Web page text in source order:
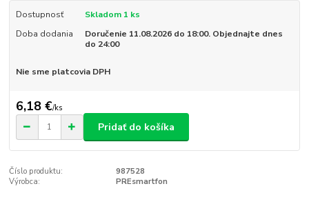
Dostupnosť
Skladom 1 ks
Doba dodania
Doručenie 11.08.2026 do 18:00. Objednajte dnes
do 24:00
Nie sme platcovia DPH
6,18 €/ks
Pridať do košíka
Číslo produktu:
987528
Výrobca:
PREsmartfon